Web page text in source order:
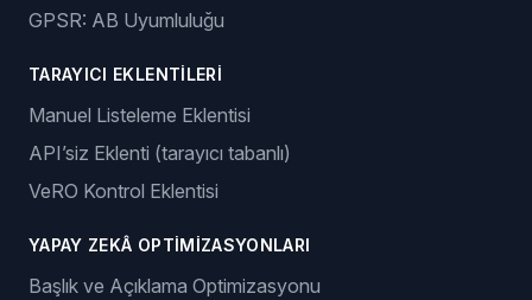
GPSR: AB Uyumluluğu
TARAYICI EKLENTILERI
Manuel Listeleme Eklentisi
API’siz Eklenti (tarayıcı tabanlı)
VeRO Kontrol Eklentisi
YAPAY ZEKÂ OPTIMIZASYONLARI
Başlık ve Açıklama Optimizasyonu